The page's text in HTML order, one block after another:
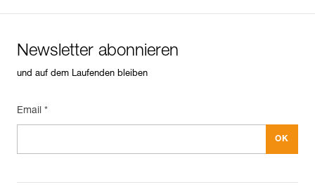
Newsletter abonnieren
und auf dem Laufenden bleiben
Email *